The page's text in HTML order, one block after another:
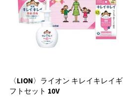
〈LION〉ライオン キレイキレイギ
フトセット 10V